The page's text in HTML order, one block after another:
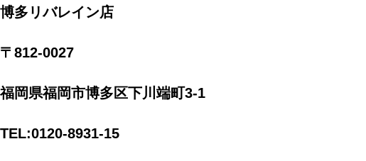
博多リバレイン店
〒812-0027
福岡県福岡市博多区下川端町3-1
TEL:0120-8931-15